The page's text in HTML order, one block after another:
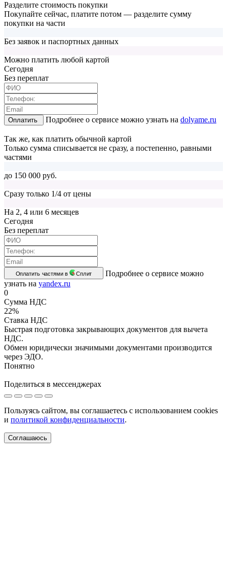
Разделите стоимость покупки
Покупайте сейчас, платите потом — разделите сумму
покупки на части
Без заявок и паспортных данных
Можно платить любой картой
Cегодня
Без переплат
Оплатить Подробнее о сервисе можно узнать на dolyame.ru
Так же, как платить обычной картой
Только сумма списывается не сразу, а постепенно, равными
частями
до 150 000 руб.
Сразу только 1/4 от цены
На 2, 4 или 6 месяцев
Cегодня
Без переплат
Оплатить частями в Сплит
Подробнее о сервисе можно
узнать на yandex.ru
0
Сумма НДС
22%
Ставка НДС
Быстрая подготовка закрывающих документов для вычета
НДС.
Обмен юридически значимыми документами производится
через ЭДО.
Понятно
Поделиться в мессенджерах
Пользуясь сайтом, вы соглашаетесь с использованием cookies
и политикой конфиденциальности.
Соглашаюсь